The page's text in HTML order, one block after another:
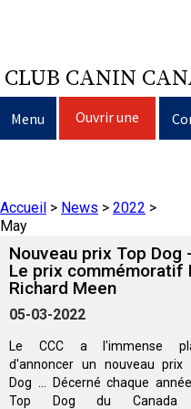
CLUB CANIN
Menu Ouvrir une
Puppy List
Décision d’acheter un
Le choix d’une race
Tous les chiens
Trouver un éleveur
Éducation du chien
Propriété responsable
Programme Bon voisin
Je veux faire tester mon
Éducation
Assurance vétérinaire
Clubs
Création d'un club
Ressources pour les clubs
Élevage
Standards de race du CCC
Événements
Général
information@ckc.ca
416-675-5511
Sans frais 1-855-364-
5397 Eglinton
Bureau 101
Etobicoke (Ontario)
J'ai oublié
J'ai oublié
Accueil > News > 2022 >
May
Nouveau prix Top Dog -
Le prix commémoratif
Richard Meen
05-03-2022
Le CCC a l'immense
d'annoncer un nouveau prix
Dog ... Décerné chaque
Top Dog du Canada